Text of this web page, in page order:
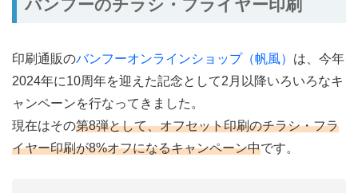
バンフーのチラシ・フライヤー印刷
印刷通販のバンフーオンラインショップ（帆風） は、今年
2024年に10周年を迎えた記念として2月以降いろいろなキ
ャンペーンを行なってきました。
現在はその第8弾として、オフセット印刷のチラシ・フラ
イヤー印刷が8%オフになるキャンペーン中です。